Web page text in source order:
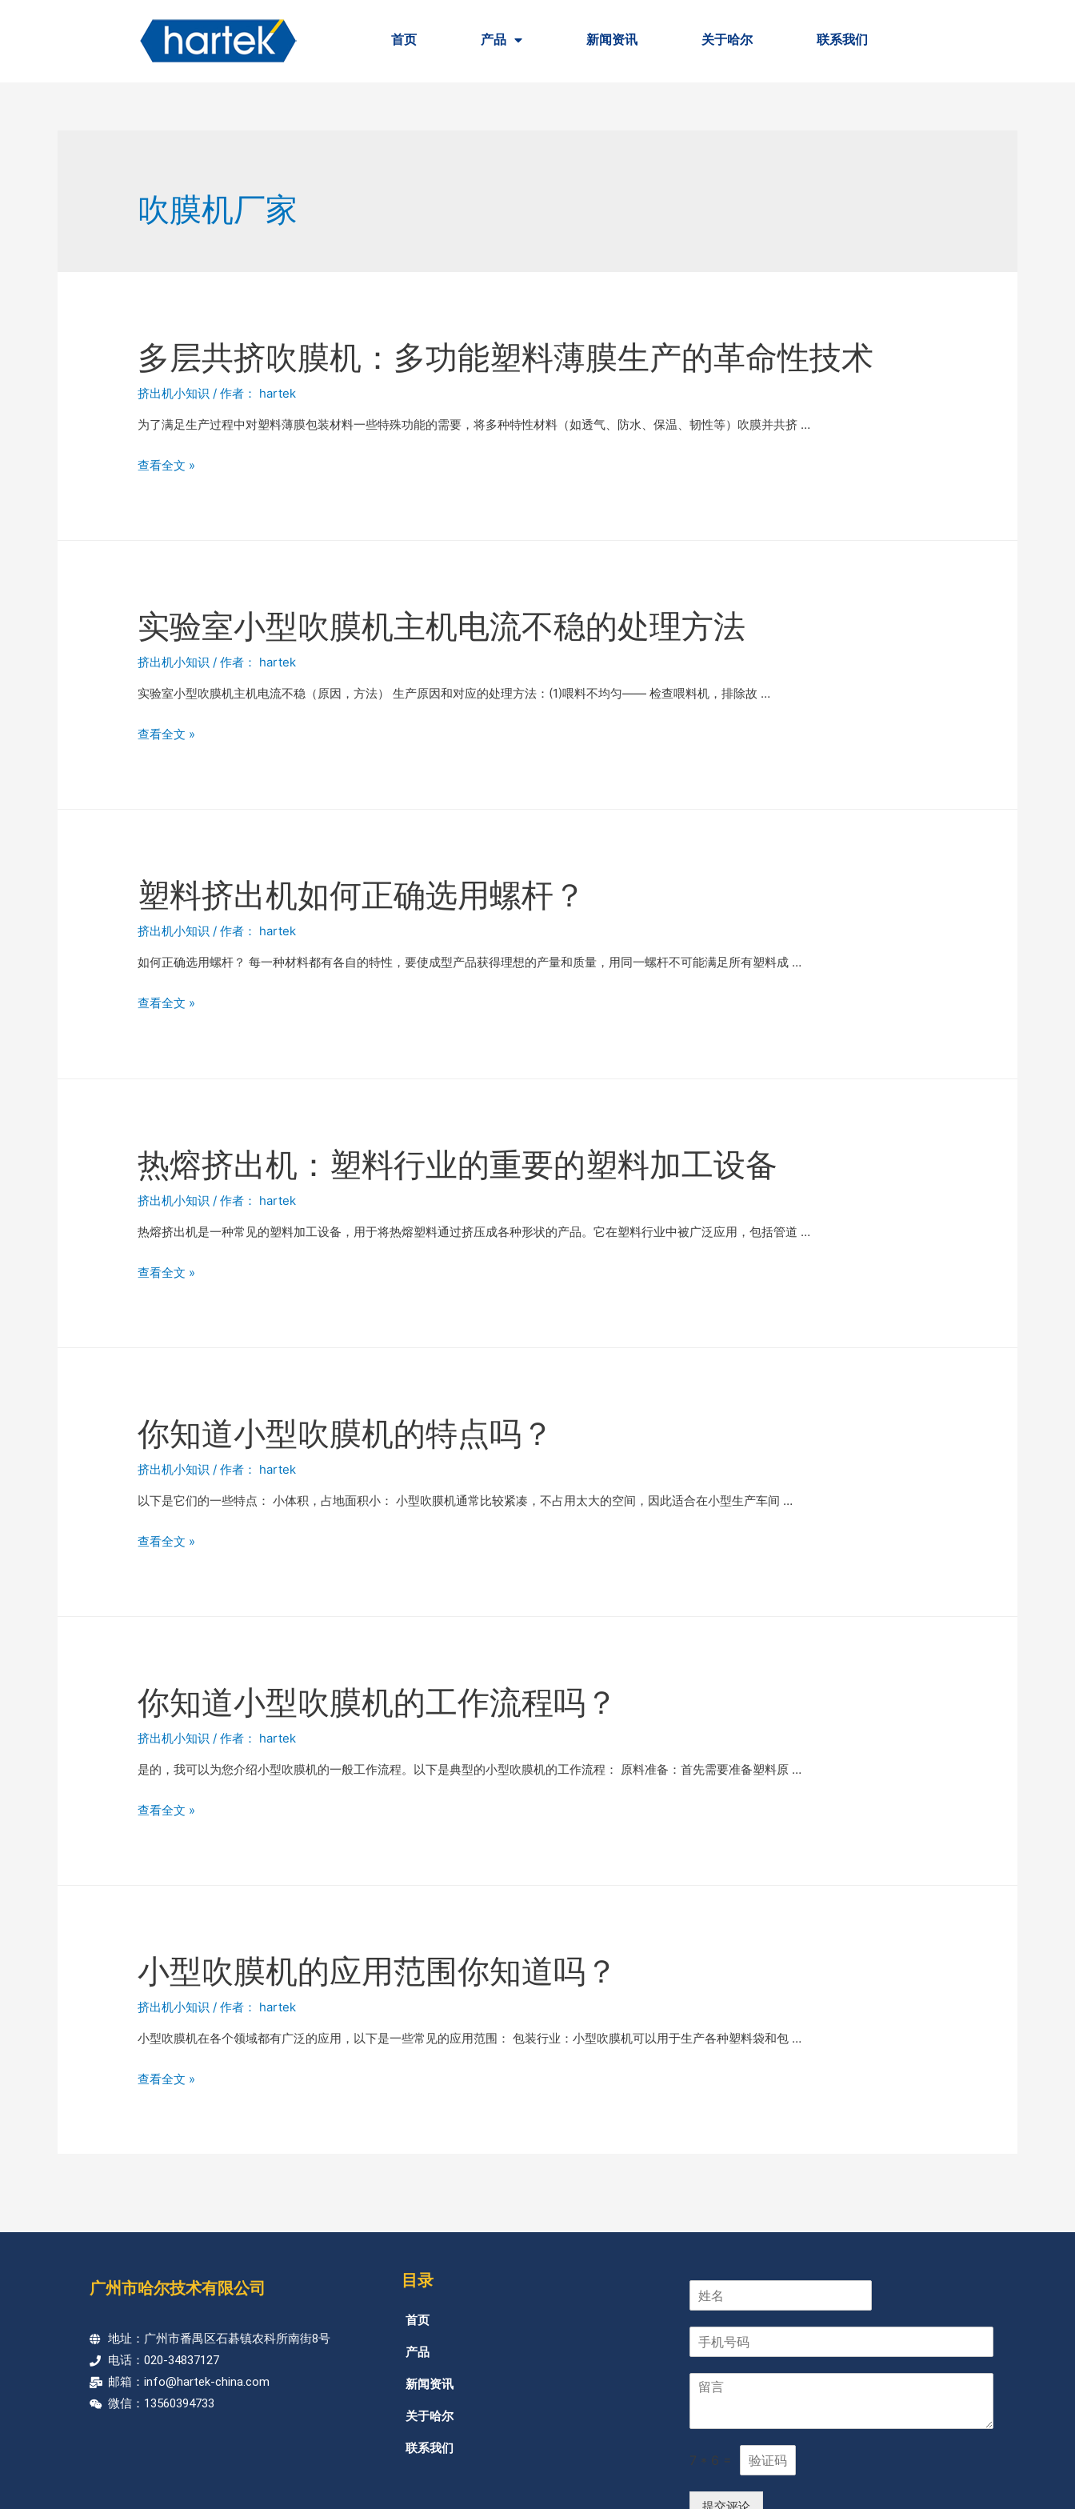
首页 产品 新闻资讯 关于哈尔 联系我们
吹膜机厂家
多层共挤吹膜机：多功能塑料薄膜生产的革命性技术
挤出机小知识 / 作者： hartek
为了满足生产过程中对塑料薄膜包装材料一些特殊功能的需要，将多种特性材料（如透气、防水、保温、韧性等）吹膜并共挤 …
查看全文 »
实验室小型吹膜机主机电流不稳的处理方法
挤出机小知识 / 作者： hartek
实验室小型吹膜机主机电流不稳（原因，方法） 生产原因和对应的处理方法：(1)喂料不均匀—— 检查喂料机，排除故 …
查看全文 »
塑料挤出机如何正确选用螺杆？
挤出机小知识 / 作者： hartek
如何正确选用螺杆？ 每一种材料都有各自的特性，要使成型产品获得理想的产量和质量，用同一螺杆不可能满足所有塑料成 …
查看全文 »
热熔挤出机：塑料行业的重要的塑料加工设备
挤出机小知识 / 作者： hartek
热熔挤出机是一种常见的塑料加工设备，用于将热熔塑料通过挤压成各种形状的产品。它在塑料行业中被广泛应用，包括管道 …
查看全文 »
你知道小型吹膜机的特点吗？
挤出机小知识 / 作者： hartek
以下是它们的一些特点： 小体积，占地面积小： 小型吹膜机通常比较紧凑，不占用太大的空间，因此适合在小型生产车间 …
查看全文 »
你知道小型吹膜机的工作流程吗？
挤出机小知识 / 作者： hartek
是的，我可以为您介绍小型吹膜机的一般工作流程。以下是典型的小型吹膜机的工作流程： 原料准备：首先需要准备塑料原 …
查看全文 »
小型吹膜机的应用范围你知道吗？
挤出机小知识 / 作者： hartek
小型吹膜机在各个领域都有广泛的应用，以下是一些常见的应用范围： 包装行业：小型吹膜机可以用于生产各种塑料袋和包 …
查看全文 »
广州市哈尔技术有限公司
地址：广州市番禺区石碁镇农科所南街8号
电话：020-34837127
邮箱：info@hartek-china.com
微信：13560394733
目录
首页
产品
新闻资讯
关于哈尔
联系我们
7 * 6 =